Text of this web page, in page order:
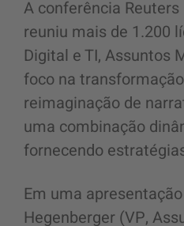
A conferência
reuniu mais de 1.200
Digital e TI, Assuntos
foco na
reimaginação de
uma combinação
fornecendo
Em uma
Hegenberger (VP,